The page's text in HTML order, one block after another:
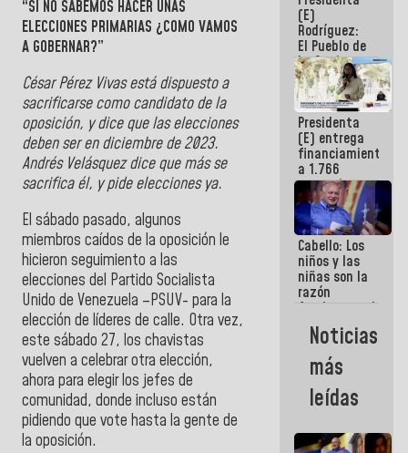
“SI NO SABEMOS HACER UNAS
ELECCIONES PRIMARIAS ¿COMO VAMOS
A GOBERNAR?”
César Pérez Vivas está dispuesto a
sacrificarse como candidato de la
oposición, y dice que las elecciones
deben ser en diciembre de 2023.
Andrés Velásquez dice que más se
sacrifica él, y pide elecciones ya.
El sábado pasado, algunos
miembros caídos de la oposición le
hicieron seguimiento a las
elecciones del Partido Socialista
Unido de Venezuela –PSUV- para la
elección de líderes de calle. Otra vez,
este sábado 27, los chavistas
vuelven a celebrar otra elección,
ahora para elegir los jefes de
comunidad, donde incluso están
pidiendo que vote hasta la gente de
la oposición.
Guaira
(E)
Rodríguez:
El Pueblo de
La Guaira
siempre
estará
acompañada
por el
Gobierno
Nacional
Presidenta
(E) entrega
financiamientos
a 1.766
comerciantes
y
emprendedores
afectados
por
terremotos
Cabello: Los
niños y las
niñas son la
razón
fundamental
de todo lo
que
estamos
haciendo
Noticias
más
leídas